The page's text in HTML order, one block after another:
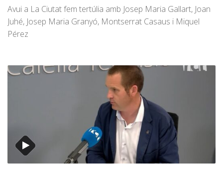
Directes
Transmissions Esportives
Avui a La Ciutat fem tertúlia amb Josep Maria Gallart, Joan
Juhé, Josep Maria Granyó, Montserrat Casaus i Miquel
Pérez